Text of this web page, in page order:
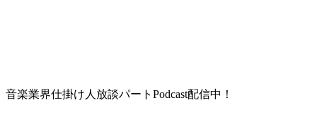
音楽業界仕掛け人放談パートPodcast配信中！